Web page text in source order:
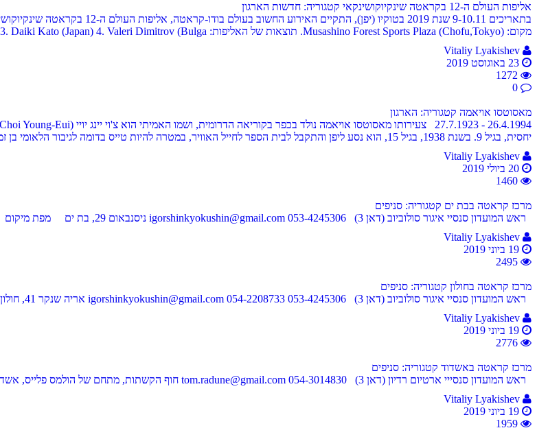
אליפות העולם ה-12 בקראטה שינקיוקושינקאי
קטגוריה: חדשות הארגון
מקום: Musashino Forest Sports Plaza (Chofu,Tokyo). תוצאות של האליפות: MEN 1. Yuji Shimamoto (Japan) 2. Maciej Mazur (Poland) 3. Daiki Kato (Japan) 4. Valeri Dimitrov (Bulga...
Vitaliy Lyakishev
23 באוגוסט 2019
1272
0
מאסוטסו אויאמה קטגוריה: הארגון
יחסית, בגיל 9. בשנת 1938, בגיל 15, הוא נסע ליפן והתקבל לבית הספר לחייל האוויר, במטרה להיות טייס בדומה לגיבור הלאומי בן זמנו - הטייס הקרבי מקוריאה. זו הייתה תקופה מסובכת באותן...
Vitaliy Lyakishev
20 ביולי 2019
1460
מרכז קראטה בבת ים קטגוריה: סניפים
ראש המועדון סנסיי איגור סולוביוב (דאן 3) 053-4245306 igorshinkyokushin@gmail.com ניסנבאום 29, בת ים מפת מיקום
Vitaliy Lyakishev
19 ביוני 2019
2495
מרכז קראטה בחולון קטגוריה: סניפים
ראש המועדון סנסיי איגור סולוביוב (דאן 3) 053-4245306 054-2208733 igorshinkyokushin@gmail.com אריה שנקר 41, חולון מפת מיקום
Vitaliy Lyakishev
19 ביוני 2019
2776
מרכז קראטה באשדוד קטגוריה: סניפים
ראש המועדון סנסייי ארטיום רדיון (דאן 3) 054-3014830 tom.radune@gmail.com חוף הקשתות, מתחם של הולמס פלייס, אשדוד מפת מיקום
Vitaliy Lyakishev
19 ביוני 2019
1959